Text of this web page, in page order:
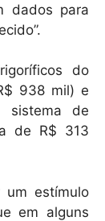
dados para
do
938 mil) e
sistema de
de R$ 313
estímulo
em alguns